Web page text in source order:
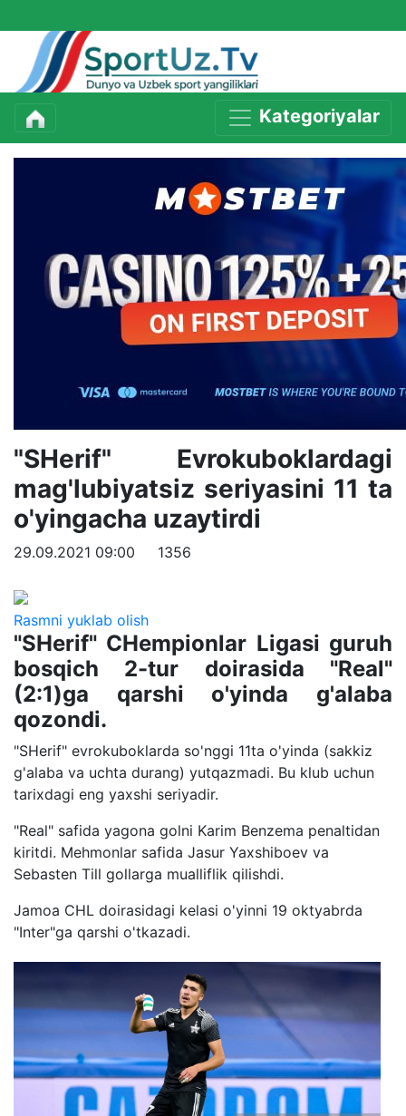
Kategoriyalar
"SHerif" Evrokuboklardagi
mag'lubiyatsiz seriyasini 11 ta
o'yingacha uzaytirdi
29.09.2021 09:00 1356
Rasmni yuklab olish
"SHerif" CHempionlar Ligasi guruh
bosqich 2-tur doirasida "Real"
(2:1)ga qarshi o'yinda g'alaba
qozondi.
"SHerif" evrokuboklarda so'nggi 11ta o'yinda (sakkiz
g'alaba va uchta durang) yutqazmadi. Bu klub uchun
tarixdagi eng yaxshi seriyadir.
"Real" safida yagona golni Karim Benzema penaltidan
kiritdi. Mehmonlar safida Jasur Yaxshiboev va
Sebasten Till gollarga mualliflik qilishdi.
Jamoa CHL doirasidagi kelasi o'yinni 19 oktyabrda
"Inter"ga qarshi o'tkazadi.